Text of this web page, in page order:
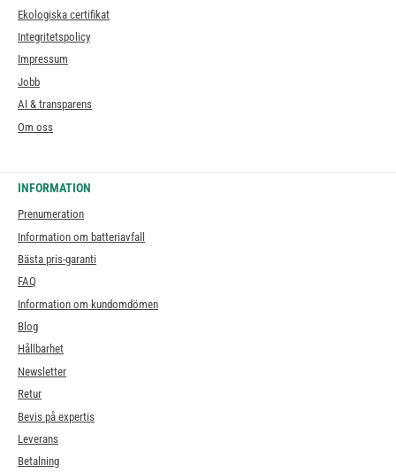
Ekologiska certifikat
Integritetspolicy
Impressum
Jobb
AI & transparens
Om oss
INFORMATION
Prenumeration
Information om batteriavfall
Bästa pris-garanti
FAQ
Information om kundomdömen
Blog
Hållbarhet
Newsletter
Retur
Bevis på expertis
Leverans
Betalning